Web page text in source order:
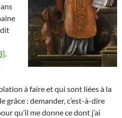
.
à faire et qui sont liées à la
grâce : demander, c’est-à-dire
qu’il me donne ce dont j’ai